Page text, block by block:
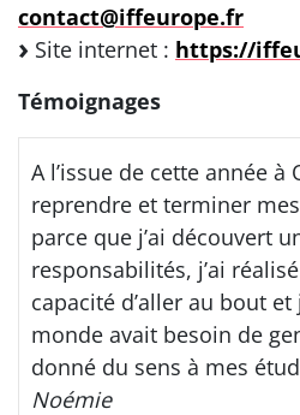
contact@iffeurope.fr
Site internet : https://
Témoignages
A l’issue de cette année à
reprendre et terminer
parce que j’ai découvert
responsabilités, j’ai
capacité d’aller au bout
monde avait besoin de
donné du sens à mes
Noémie